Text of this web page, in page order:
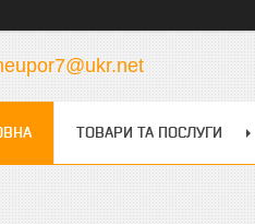
ТОВАРИ ТА ПОСЛУГИ